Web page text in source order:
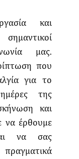
και
μας.
που
για το
της
και
να έρθουμε
να σας